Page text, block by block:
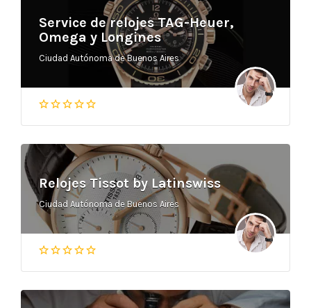
Service de relojes TAG-Heuer,
Omega y Longines
Ciudad Autónoma de Buenos Aires
Relojes Tissot by Latinswiss
Ciudad Autónoma de Buenos Aires